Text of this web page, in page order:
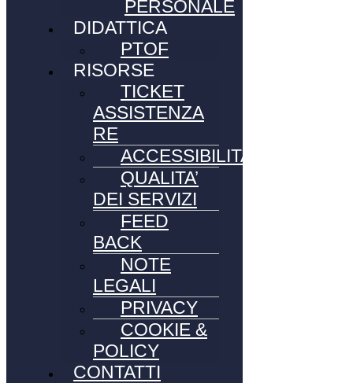
PERSONALE
DIDATTICA
PTOF
RISORSE
TICKET
ASSISTENZA
RE
ACCESSIBILITA’
QUALITA’
DEI SERVIZI
FEED
BACK
NOTE
LEGALI
PRIVACY
COOKIE &
POLICY
CONTATTI